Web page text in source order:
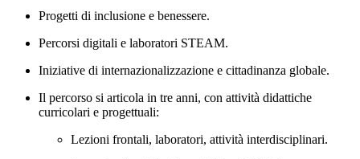
Progetti di inclusione e benessere.
Percorsi digitali e laboratori STEAM.
Iniziative di internazionalizzazione e cittadinanza globale.
Il percorso si articola in tre anni, con attività didattiche
curricolari e progettuali:
Lezioni frontali, laboratori, attività interdisciplinari.